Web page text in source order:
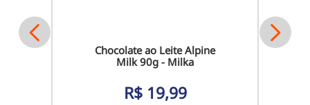
Chocolate ao Leite Alpine
Milk 90g - Milka
R$ 19,99